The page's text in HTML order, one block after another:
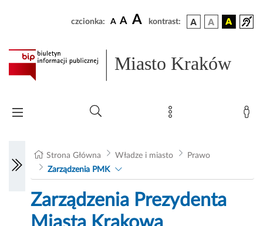
czcionka: A A A kontrast:
Miasto Kraków
Strona Główna Władze i miasto
Prawo
Zarządzenia PMK
Zarządzenia Prezydenta